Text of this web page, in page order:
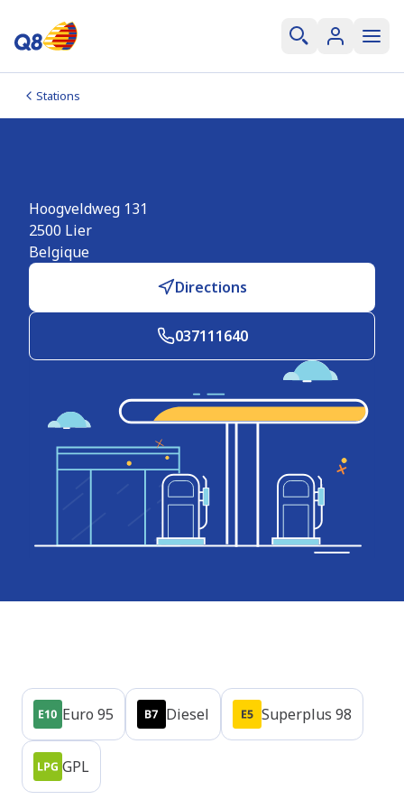
Stations
Hoogveldweg 131
2500 Lier
Belgique
Directions
037111640
Euro 95 Diesel Superplus 98
GPL